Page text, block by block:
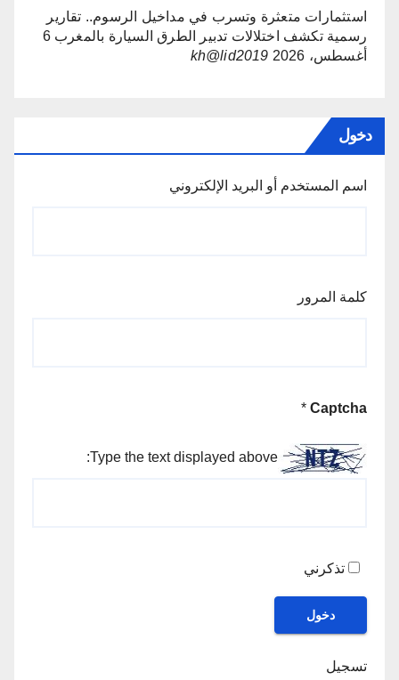
استثمارات متعثرة وتسرب في مداخيل الرسوم.. تقارير
رسمية تكشف اختلالات تدبير الطرق السيارة بالمغرب 6
أغسطس، 2026
kh@lid2019
دخول
اسم المستخدم أو البريد الإلكتروني
كلمة المرور
Captcha
*
Type the text displayed above:
تذكرني
دخول
تسجيل